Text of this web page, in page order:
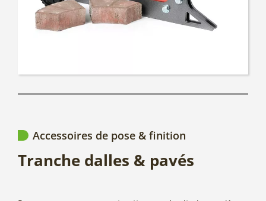
Accessoires de pose & finition
Tranche dalles & pavés